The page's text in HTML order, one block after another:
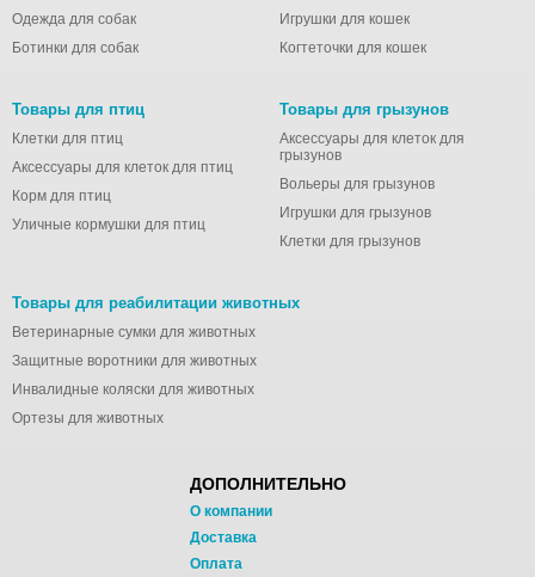
Одежда для собак
Ботинки для собак
Игрушки для кошек
Когтеточки для кошек
Товары для птиц
Клетки для птиц
Аксессуары для клеток для птиц
Корм для птиц
Уличные кормушки для птиц
Товары для грызунов
Аксессуары для клеток для
грызунов
Вольеры для грызунов
Игрушки для грызунов
Клетки для грызунов
Товары для реабилитации животных
Ветеринарные сумки для животных
Защитные воротники для животных
Инвалидные коляски для животных
Ортезы для животных
ДОПОЛНИТЕЛЬНО
О компании
Доставка
Оплата